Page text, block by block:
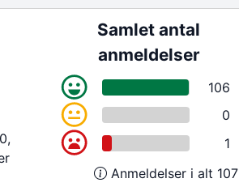
Samlet antal
anmeldelser
106
0
1
Anmeldelser i alt 107